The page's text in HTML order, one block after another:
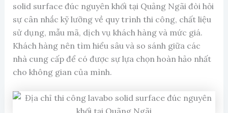
solid surface đúc nguyên khối tại Quảng Ngãi đòi hỏi
sự cân nhắc kỹ lưỡng về quy trình thi công, chất liệu
sử dụng, mẫu mã, dịch vụ khách hàng và mức giá.
Khách hàng nên tìm hiểu sâu và so sánh giữa các
nhà cung cấp để có được sự lựa chọn hoàn hảo nhất
cho không gian của mình.